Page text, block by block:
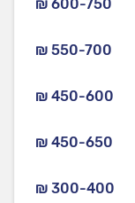
₪ 600-750
₪ 550-700
₪ 450-600
₪ 450-650
₪ 300-400